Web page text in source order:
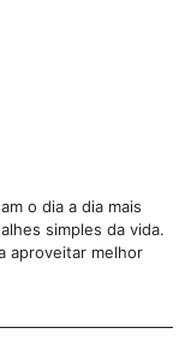
o dia a dia mais
simples da vida.
aproveitar melhor